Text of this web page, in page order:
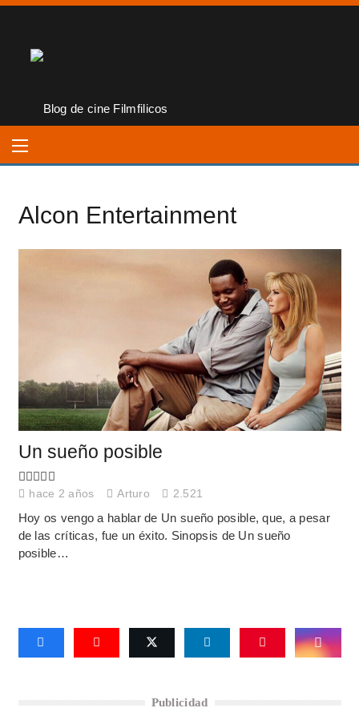
Alcon Entertainment
Un sueño posible
hace 2 años Arturo 2.521
Hoy os vengo a hablar de Un sueño posible, que, a pesar
de las críticas, fue un éxito. Sinopsis de Un sueño
posible…
Publicidad